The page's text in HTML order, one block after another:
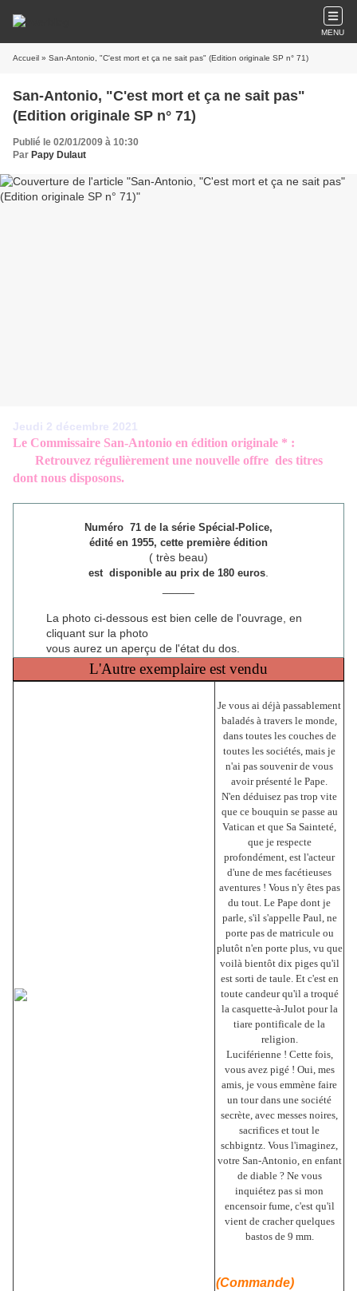
MENU
Accueil » San-Antonio, "C'est mort et ça ne sait pas" (Edition originale SP n° 71)
San-Antonio, "C'est mort et ça ne sait pas"
(Edition originale SP n° 71)
Publié le 02/01/2009 à 10:30
Par Papy Dulaut
Jeudi 2 décembre 2021
Le Commissaire San-Antonio en édition originale * :
Retrouvez régulièrement une nouvelle offre des titres
dont nous disposons.
Numéro 71 de la série Spécial-Police,
édité en 1955, cette première édition
( très beau)
est disponible au prix de 180 euros
La photo ci-dessous est bien celle de l'ouvrage, en
cliquant sur la photo
vous aurez un aperçu de l'état du dos.
L'Autre exemplaire est vendu
Je vous ai déjà passablement
baladés à travers le monde,
dans toutes les couches de
toutes les sociétés, mais je
n'ai pas souvenir de vous
avoir présenté le Pape.
N'en déduisez pas trop vite
que ce bouquin se passe au
Vatican et que Sa Sainteté,
que je respecte
profondément, est l'acteur
d'une de mes facétieuses
aventures ! Vous n'y êtes pas
du tout. Le Pape dont je
parle, s'il s'appelle Paul, ne
porte pas de matricule ou
plutôt n'en porte plus, vu que
voilà bientôt dix piges qu'il
est sorti de taule. Et c'est en
toute candeur qu'il a troqué
la casquette-à-Julot pour la
tiare pontificale de la
religion.
Luciférienne ! Cette fois,
vous avez pigé ! Oui, mes
amis, je vous emmène faire
un tour dans une société
secrète, avec messes noires,
sacrifices et tout le
schbigntz. Vous l'imaginez,
votre San-Antonio, en enfant
de diable ? Ne vous
inquiétez pas si mon
encensoir fume, c'est qu'il
vient de cracher quelques
bastos de 9 mm.
(Commande)